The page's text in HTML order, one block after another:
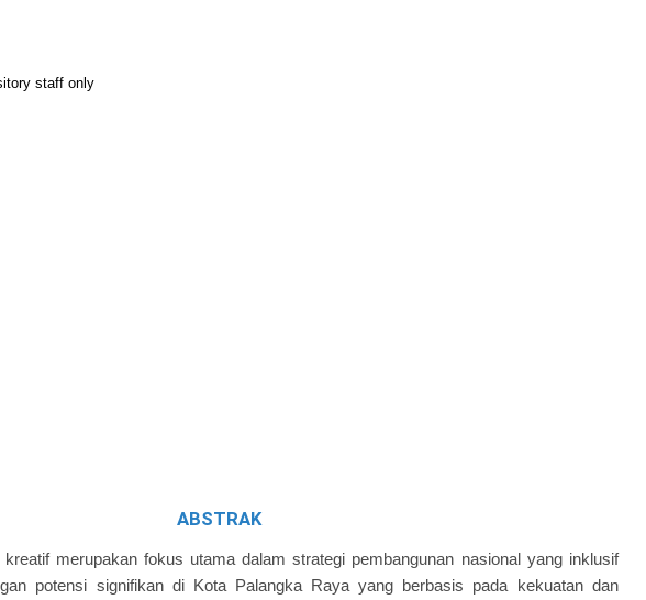
staff only
ABSTRAK
merupakan fokus utama dalam strategi pembangunan nasional yang inklusif
potensi signifikan di Kota Palangka Raya yang berbasis pada kekuatan dan